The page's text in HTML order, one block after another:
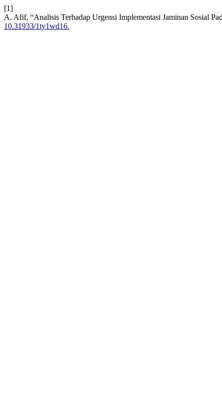
[1]
A. Afif, “Analisis Terhadap Urgensi Implementasi Jaminan Sosial
10.31933/1ty1wd16.